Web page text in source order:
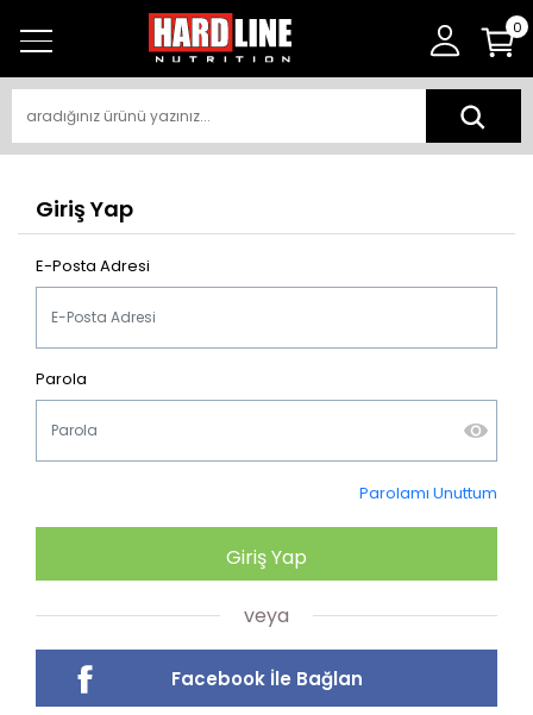
0
Giriş Yap
E-Posta Adresi
Parola
Parolamı Unuttum
Giriş Yap
veya
Facebook İle Bağlan